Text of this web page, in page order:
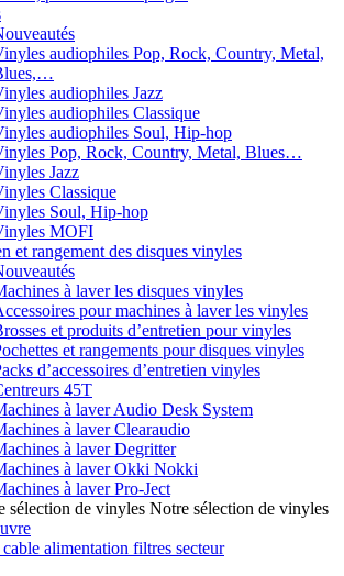
audiophiles Pop, Rock, Country, Metal,
audiophiles Jazz
audiophiles Classique
audiophiles Soul, Hip-hop
Pop, Rock, Country, Metal, Blues…
Jazz
Classique
Soul, Hip-hop
MOFI
et rangement des disques vinyles
à laver les disques vinyles
pour machines à laver les vinyles
et produits d’entretien pour vinyles
et rangements pour disques vinyles
d’accessoires d’entretien vinyles
45T
à laver Audio Desk System
à laver Clearaudio
à laver Degritter
à laver Okki Nokki
à laver Pro-Ject
Notre sélection de vinyles
alimentation filtres secteur